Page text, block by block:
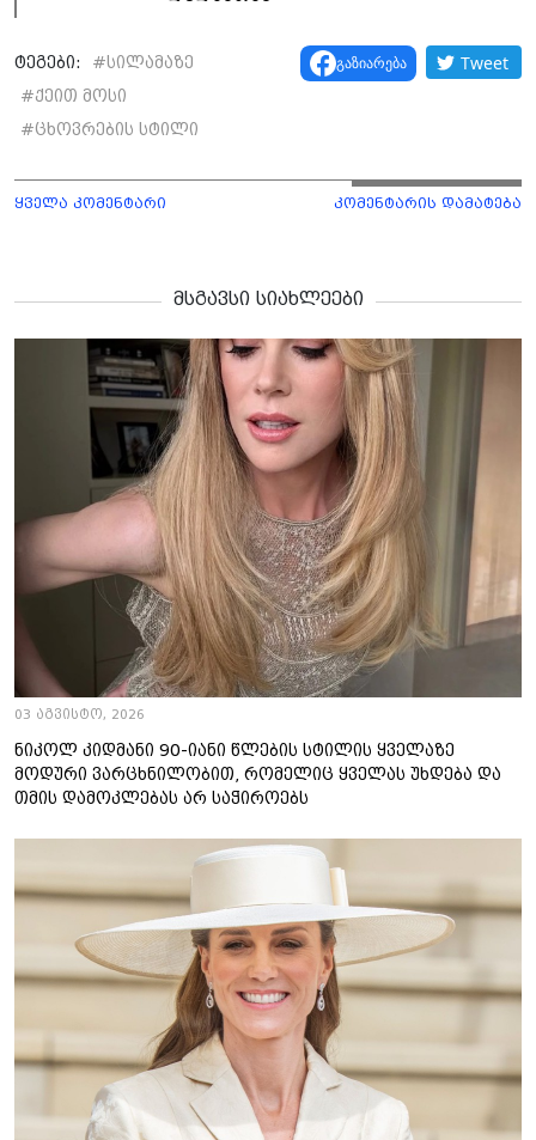
ტეგები: #სილამაზე
#ქეით მოსი
#ცხოვრების სტილი
გაზიარება Tweet
ყველა კომენტარი კომენტარის დამატება
მსგავსი სიახლეები
03 აგვისტო, 2026
ნიკოლ კიდმანი 90-იანი წლების სტილის ყველაზე
მოდური ვარცხნილობით, რომელიც ყველას უხდება და
თმის დამოკლებას არ საჭიროებს